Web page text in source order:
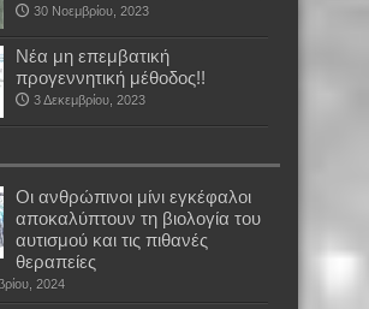
30 Νοεμβρίου, 2023
Νέα μη επεμβατική
προγεννητική μέθοδος!!
3 Δεκεμβρίου, 2023
Οι ανθρώπινοι μίνι εγκέφαλοι
αποκαλύπτουν τη βιολογία του
αυτισμού και τις πιθανές
θεραπείες
2024